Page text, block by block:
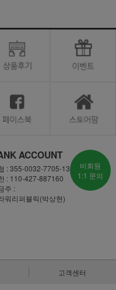
ACCOUNT
: 355-0032-7705-13
: 110-427-887160
주 :
워리퍼블릭(박상현)
비회원
1:1 문의
고객센터